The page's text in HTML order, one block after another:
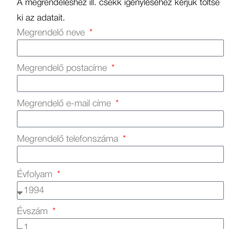
A megrendeléshez ill. csekk igényléséhez kérjük töltse
ki az adatait.
Megrendelő neve
Megrendelő postacíme
Megrendelő e-mail címe
Megrendelő telefonszáma
Évfolyam
Évszám